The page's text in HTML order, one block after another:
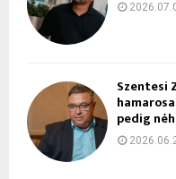
Szentesi
pedig